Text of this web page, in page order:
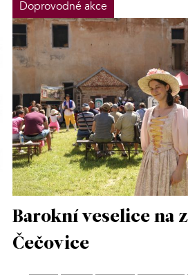
Doprovodné akce
Barokní veselice na
Čečovice